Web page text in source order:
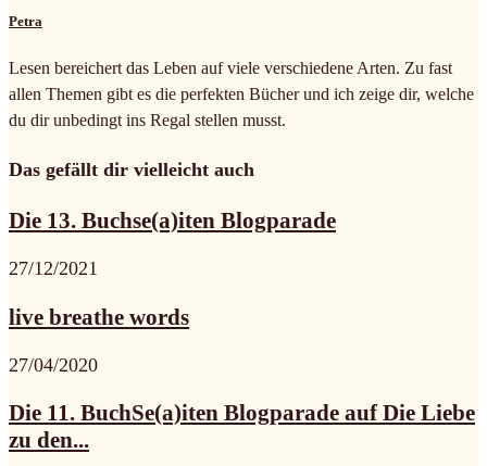
Petra
Lesen bereichert das Leben auf viele verschiedene Arten. Zu fast
allen Themen gibt es die perfekten Bücher und ich zeige dir, welche
du dir unbedingt ins Regal stellen musst.
Das gefällt dir vielleicht auch
Die 13. Buchse(a)iten Blogparade
27/12/2021
live breathe words
27/04/2020
Die 11. BuchSe(a)iten Blogparade auf Die Liebe
zu den...